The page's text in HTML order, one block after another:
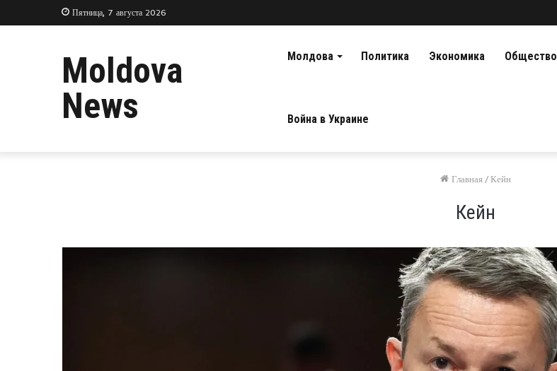
Пятница, 7 августа 2026
Moldova
News
Молдова Политика Экономика Общество
Война в Украине
Главная /Кейн
Кейн